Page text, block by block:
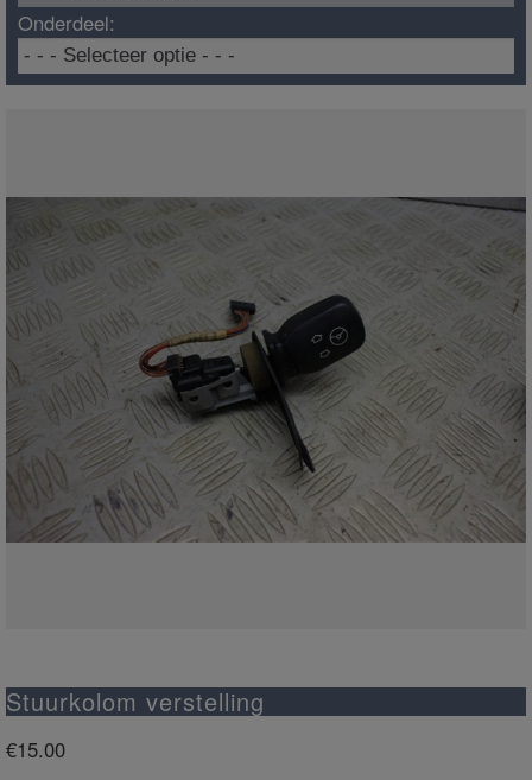
Onderdeel:
Stuurkolom verstelling
€15.00